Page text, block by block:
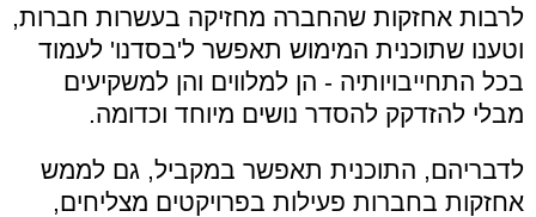
לרבות אחזקות שהחברה מחזיקה בעשרות חברות,
וטענו שתוכנית המימוש תאפשר ל'בסדנו' לעמוד
בכל התחייבויותיה - הן למלווים והן למשקיעים
מבלי להזדקק להסדר נושים מיוחד וכדומה.
לדבריהם, התוכנית תאפשר במקביל, גם לממש
אחזקות בחברות פעילות בפרויקטים מצליחים,